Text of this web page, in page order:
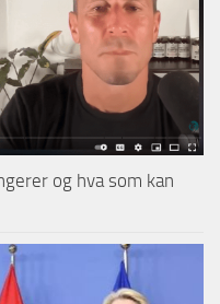
og hva som kan